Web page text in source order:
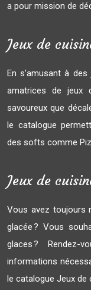
a pour mission de
Jeux de
En s’amusant à
amatrices de jeux
savoureux que
le catalogue
des softs comme
Jeux de
Vous avez toujours
glacée ? Vous
glaces ?
informations
le catalogue Jeux de